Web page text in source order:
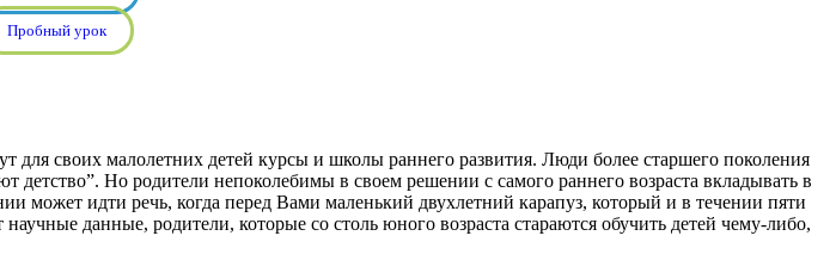
Пробный урок
своих малолетних детей курсы и школы раннего развития. Люди более старшего поколения
Но родители непоколебимы в своем решении с самого раннего возраста вкладывать в
может идти речь, когда перед Вами маленький двухлетний карапуз, который и в течении пяти
данные, родители, которые со столь юного возраста стараются обучить детей чему-либо,